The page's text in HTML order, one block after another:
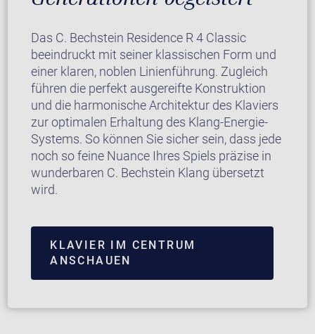
Das C. Bechstein Residence R 4 Classic
beeindruckt mit seiner klassischen Form und
einer klaren, noblen Linienführung. Zugleich
führen die perfekt ausgereifte Konstruktion
und die harmonische Architektur des Klaviers
zur optimalen Erhaltung des Klang-Energie-
Systems. So können Sie sicher sein, dass jede
noch so feine Nuance Ihres Spiels präzise in
wunderbaren C. Bechstein Klang übersetzt
wird.
KLAVIER IM CENTRUM
ANSCHAUEN